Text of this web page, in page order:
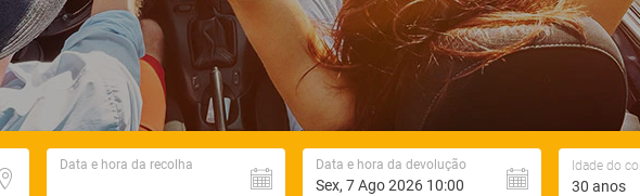
Data e hora da recolha Data e hora da devolução Idade do
30 anos